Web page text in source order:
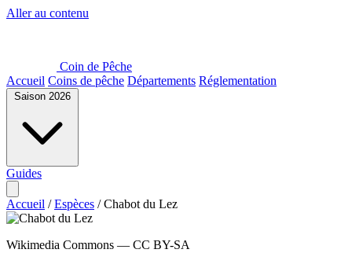
Aller au contenu
Coin de Pêche
Accueil Coins de pêche Départements Réglementation
Saison 2026
Guides
Accueil / Espèces / Chabot du Lez
Wikimedia Commons — CC BY-SA